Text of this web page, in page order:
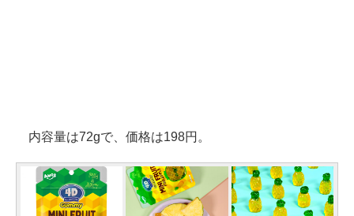
内容量は72gで、価格は198円。